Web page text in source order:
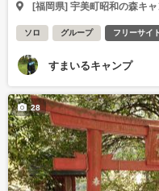
[福岡県] 宇美町昭和の森キ
ソロ グループ フリーサイト
すまいるキャンプ
28